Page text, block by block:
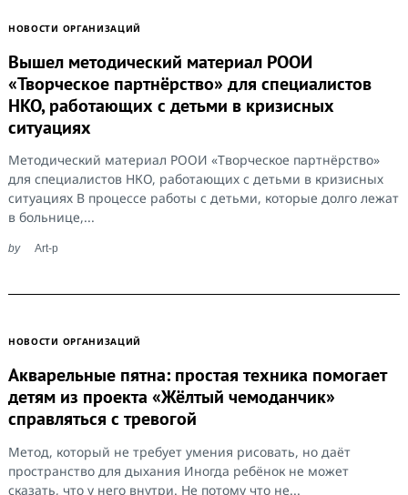
НОВОСТИ ОРГАНИЗАЦИЙ
Вышел методический материал РООИ
«Творческое партнёрство» для специалистов
НКО, работающих с детьми в кризисных
ситуациях
Методический материал РООИ «Творческое партнёрство»
для специалистов НКО, работающих с детьми в кризисных
ситуациях В процессе работы с детьми, которые долго лежат
в больнице,...
by Art-p
НОВОСТИ ОРГАНИЗАЦИЙ
Акварельные пятна: простая техника помогает
детям из проекта «Жёлтый чемоданчик»
справляться с тревогой
Метод, который не требует умения рисовать, но даёт
пространство для дыхания Иногда ребёнок не может
сказать, что у него внутри. Не потому что не...